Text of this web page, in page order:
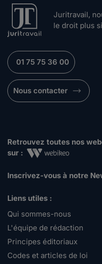
Juritravail,
le droit plus
01 75 75 36 00
Nous contacter
Retrouvez toutes nos
sur :
Inscrivez-vous à notre
Liens utiles :
Qui sommes-nous
L'équipe de rédaction
Principes éditoriaux
Codes et articles de loi